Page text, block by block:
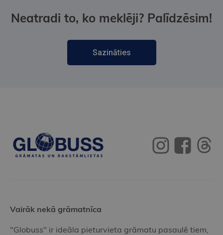
Neatradi to, ko meklēji? Palīdzēsim!
Sazināties
Vairāk nekā grāmatnīca
"Globuss" ir ideāla pieturvieta grāmatu pasaulē tiem,